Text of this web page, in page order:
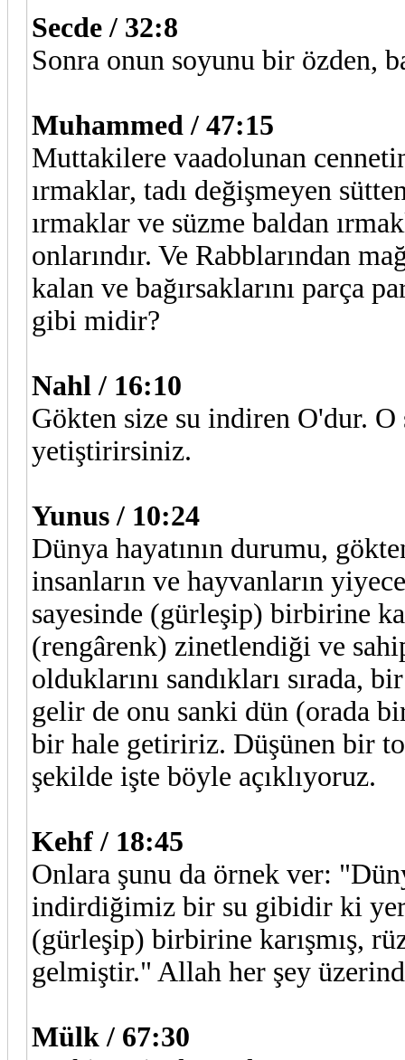
Secde / 32:8
Sonra onun soyunu bir özden,
Muhammed / 47:15
Muttakilere vaadolunan
ırmaklar, tadı değişmeyen
ırmaklar ve süzme baldan
onlarındır. Ve Rabblarından
kalan ve bağırsaklarını parça
gibi midir?
Nahl / 16:10
Gökten size su indiren O'dur.
yetiştirirsiniz.
Yunus / 10:24
Dünya hayatının durumu,
insanların ve hayvanların
sayesinde (gürleşip) birbirine
(rengârenk) zinetlendiği ve
olduklarını sandıkları sırada,
gelir de onu sanki dün (orada
bir hale getiririz. Düşünen bir
şekilde işte böyle açıklıyoruz.
Kehf / 18:45
Onlara şunu da örnek ver:
indirdiğimiz bir su gibidir ki
(gürleşip) birbirine karışmış,
gelmiştir." Allah her şey
Mülk / 67:30